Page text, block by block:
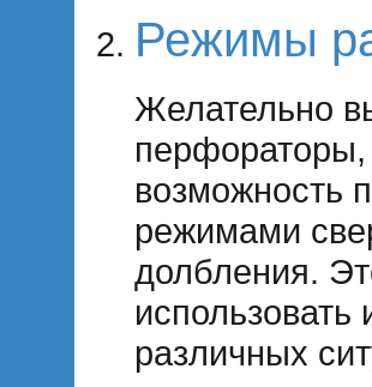
Режимы
Желательно
возможность
режимами
долбления.
использовать
различных